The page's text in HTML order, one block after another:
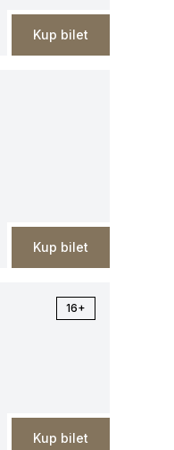
Kup bilet
Kup bilet
16+
Kup bilet